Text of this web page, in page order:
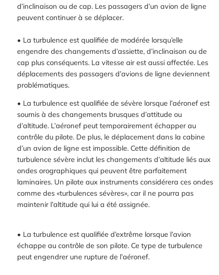
d’inclinaison ou de cap. Les passagers d’un avion de ligne
peuvent continuer à se déplacer.
• La turbulence est qualifiée de modérée lorsqu’elle
engendre des changements d’assiette, d’inclinaison ou de
cap plus conséquents. La vitesse air est aussi affectée. Les
déplacements des passagers d’avions de ligne deviennent
problématiques.
• La turbulence est qualifiée de sévère lorsque l’aéronef est
soumis à des changements brusques d’attitude ou
d’altitude. L’aéronef peut temporairement échapper au
contrôle du pilote. De plus, le déplacement dans la cabine
d’un avion de ligne est impossible. Cette définition de
turbulence sévère inclut les changements d’altitude liés aux
ondes orographiques qui peuvent être parfaitement
laminaires. Un pilote aux instruments considérera ces ondes
comme des «turbulences sévères», car il ne pourra pas
maintenir l’altitude qui lui a été assignée.
• La turbulence est qualifiée d’extrême lorsque l’avion
échappe au contrôle de son pilote. Ce type de turbulence
peut engendrer une rupture de l’aéronef.